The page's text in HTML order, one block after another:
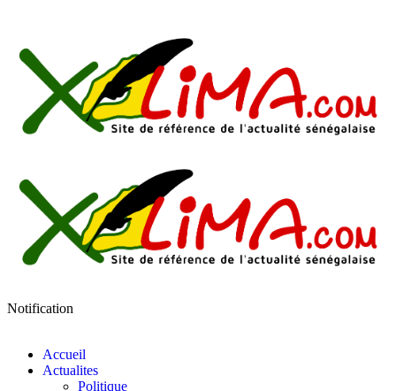
Notification
Accueil
Actualites
Politique